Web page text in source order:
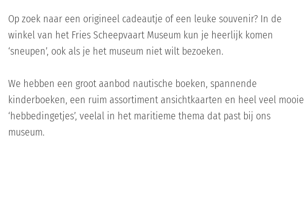
Op zoek naar een origineel cadeautje of een leuke souvenir? In de
winkel van het Fries Scheepvaart Museum kun je heerlijk komen
‘sneupen’, ook als je het museum niet wilt bezoeken.
We hebben een groot aanbod nautische boeken, spannende
kinderboeken, een ruim assortiment ansichtkaarten en heel veel mooie
‘hebbedingetjes’, veelal in het maritieme thema dat past bij ons
museum.